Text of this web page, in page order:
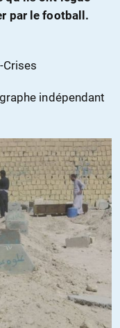
par le football.
indépendant